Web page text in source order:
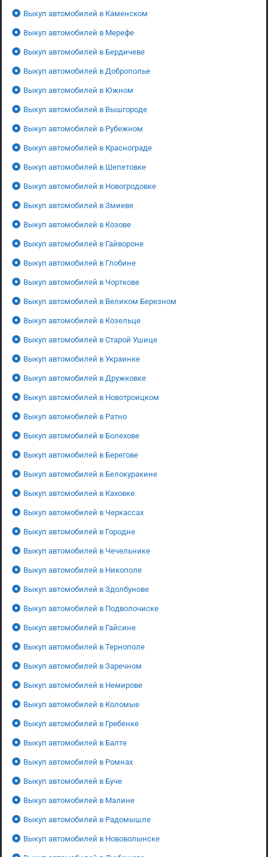
Выкуп автомобилей в Каменском
Выкуп автомобилей в Мерефе
Выкуп автомобилей в Бердичеве
Выкуп автомобилей в Доброполье
Выкуп автомобилей в Южном
Выкуп автомобилей в Вышгороде
Выкуп автомобилей в Рубежном
Выкуп автомобилей в Краснограде
Выкуп автомобилей в Шепетовке
Выкуп автомобилей в Новогродовке
Выкуп автомобилей в Змиеве
Выкуп автомобилей в Козове
Выкуп автомобилей в Гайвороне
Выкуп автомобилей в Глобине
Выкуп автомобилей в Чорткове
Выкуп автомобилей в Великом Березном
Выкуп автомобилей в Козельце
Выкуп автомобилей в Старой Ушице
Выкуп автомобилей в Украинке
Выкуп автомобилей в Дружковке
Выкуп автомобилей в Новотроицком
Выкуп автомобилей в Ратно
Выкуп автомобилей в Болехове
Выкуп автомобилей в Берегове
Выкуп автомобилей в Белокуракине
Выкуп автомобилей в Каховке
Выкуп автомобилей в Черкассах
Выкуп автомобилей в Городне
Выкуп автомобилей в Чечельнике
Выкуп автомобилей в Никополе
Выкуп автомобилей в Здолбунове
Выкуп автомобилей в Подволочиске
Выкуп автомобилей в Гайсине
Выкуп автомобилей в Тернополе
Выкуп автомобилей в Заречном
Выкуп автомобилей в Немирове
Выкуп автомобилей в Коломые
Выкуп автомобилей в Гребенке
Выкуп автомобилей в Балте
Выкуп автомобилей в Ромнах
Выкуп автомобилей в Буче
Выкуп автомобилей в Малине
Выкуп автомобилей в Радомышле
Выкуп автомобилей в Нововолынске